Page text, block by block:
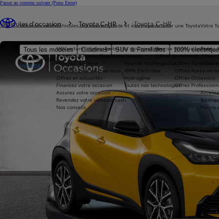
Passer au contenu suivant (Press Enter)
Véhicules neufs
Tous les modèles Citadines SUV & Familiales 100%
Nouvelle Aygo X
HYBRIDE
Véhicules d'occasion
Nos voitures d'occasion
Avantages Toyota Occasions
Réservez en ligne
Livraison près de chez vous
Offres et actualités
Financez votre occasion
Assurez votre occasion
Revendez votre véhicule cash
Nos conseils
Hybride et électrique
Toutes les motorisations
Hybride
100% Électrique
Hydrogène
Toutes nos technologies
Acheter une Toyota
Reprise de votre voiture
Offres du moment
Offres Après-
Offres Occasions
Offres
Votre
Toyota
Offres
Ma vie
Véhicules d'occasion Toyota C-HR Toyota C-HR
360°